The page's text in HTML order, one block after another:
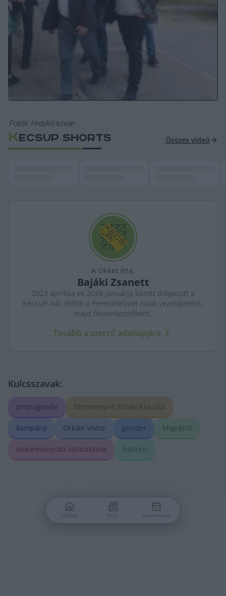
Fotók: Hraskó István
KECSUP SHORTS Összes videó
A cikket írta:
Bajáki Zsanett
2023 áprilisa és 2026 januárja között dolgozott a
KecsUP-nál, előbb a Peremhelyzet rovat vezetőjeként,
majd főszerkesztőként.
Tovább a szerző adatlapjára
Kulcsszavak:
propaganda Szemereyné Pataki Klaudia
kampány Orbán Viktor gender Migráció
önkormányzati választások háború
Főoldal Friss Események